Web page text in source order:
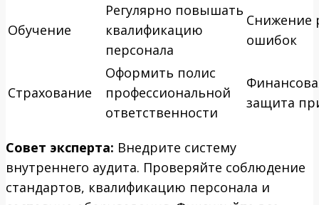
Обучение
Регулярно повышать
квалификацию
персонала
Снижение
ошибок
Страхование
Оформить полис
профессиональной
ответственности
защита
Совет эксперта: Внедрите систему
внутреннего аудита. Проверяйте соблюдение
стандартов, квалификацию персонала и